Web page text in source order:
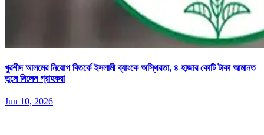
খুরশীদ আলমের নিয়োগ বিতর্কে ইসলামী ব্যাংকে অস্থিরতা, ৪ হাজার কোটি টাকা আমানত
তুলে নিলেন গ্রাহকরা
Jun 10, 2026